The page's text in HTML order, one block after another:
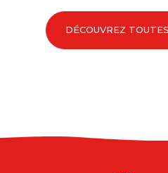
DÉCOUVREZ